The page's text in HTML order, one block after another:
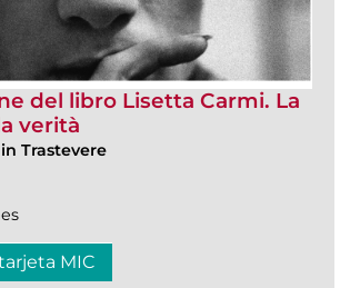
del libro Lisetta Carmi. La
verità
Trastevere
MIC